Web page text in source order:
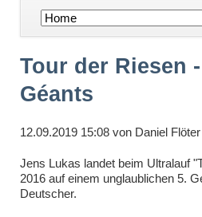
Navigation
Tour der Riesen
Géants
12.09.2019 15:08von Daniel Flöter
Jens Lukas landet beim Ultralauf
2016 auf einem unglaublichen 5.
Deutscher.